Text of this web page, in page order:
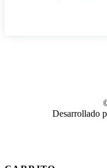
Desarrollado